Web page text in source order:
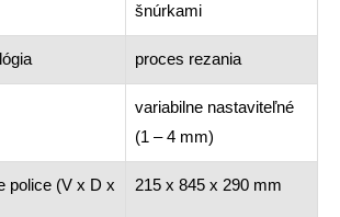
šnúrkami
proces rezania
variabilne nastaviteľné
(1 – 4 mm)
police (V x D x
215 x 845 x 290 mm